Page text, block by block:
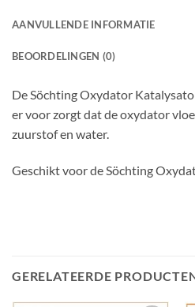
AANVULLENDE INFORMATIE
BEOORDELINGEN (0)
De Söchting Oxydator
er voor zorgt dat de oxydator
zuurstof en water.
Geschikt voor de Söchting
GERELATEERDE